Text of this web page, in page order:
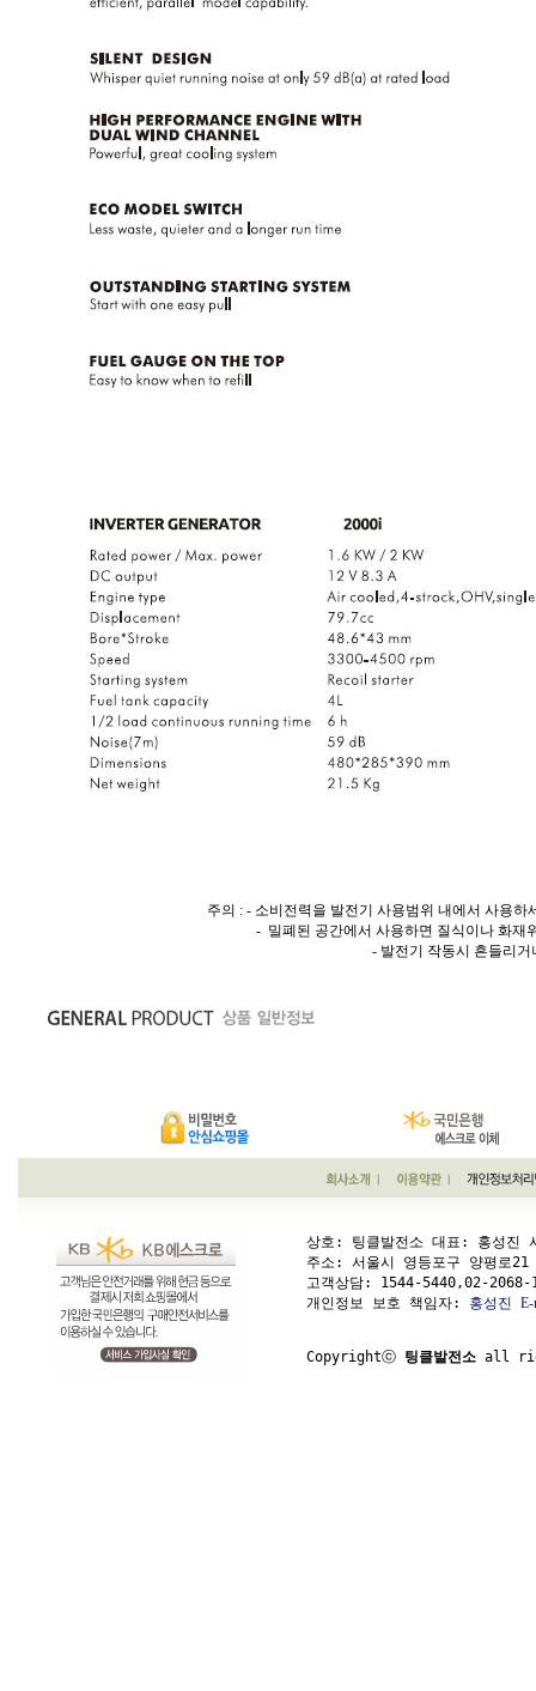
주의 : - 소비전력을 발전기 사용범위 내에서 사용
- 밀폐된 공간에서 사용하면 질식이나 화재
- 발전기 작동시 흔들리거
상호: 팅클발전소 대표: 홍성
주소: 서울시 영등포구 양평
고객상담: 1544-5440,02-
개인정보 보호 책임자: 홍성진
Copyrightⓒ 팅클발전소 all